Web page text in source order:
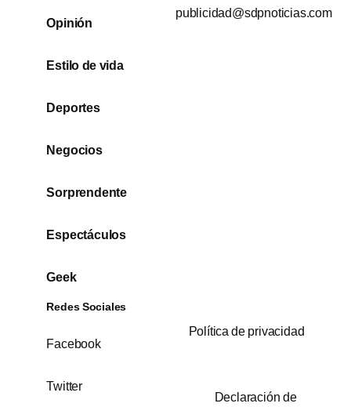
Opinión
Estilo de vida
Deportes
Negocios
Sorprendente
Espectáculos
Geek
publicidad@sdpnoticias.com
Redes Sociales
Facebook
Twitter
Política de privacidad
Declaración de